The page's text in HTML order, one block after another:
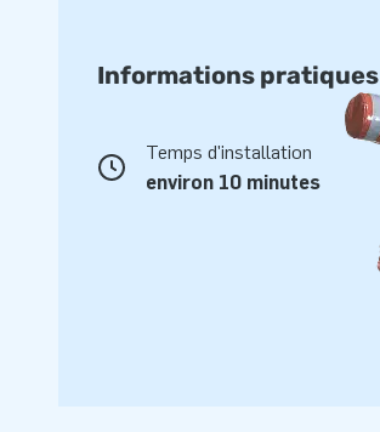
Informations pratiques
Temps d'installation
environ 10 minutes